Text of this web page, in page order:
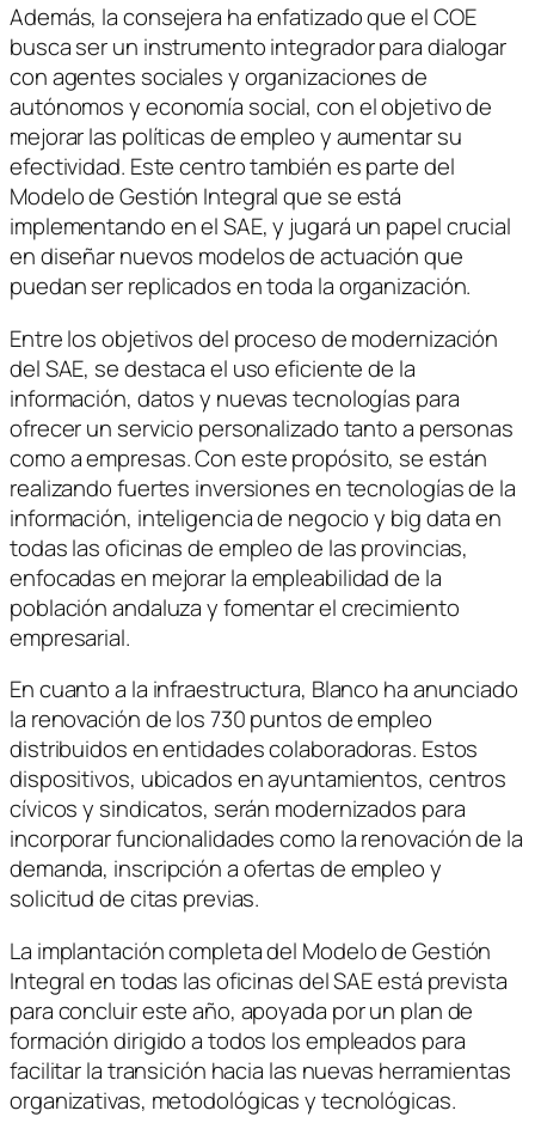
Además, la consejera ha enfatizado que el COE
busca ser un instrumento integrador para dialogar
con agentes sociales y organizaciones de
autónomos y economía social, con el objetivo de
mejorar las políticas de empleo y aumentar su
efectividad. Este centro también es parte del
Modelo de Gestión Integral que se está
implementando en el SAE, y jugará un papel crucial
en diseñar nuevos modelos de actuación que
puedan ser replicados en toda la organización.
Entre los objetivos del proceso de modernización
del SAE, se destaca el uso eficiente de la
información, datos y nuevas tecnologías para
ofrecer un servicio personalizado tanto a personas
como a empresas. Con este propósito, se están
realizando fuertes inversiones en tecnologías de la
información, inteligencia de negocio y big data en
todas las oficinas de empleo de las provincias,
enfocadas en mejorar la empleabilidad de la
población andaluza y fomentar el crecimiento
empresarial.
En cuanto a la infraestructura, Blanco ha anunciado
la renovación de los 730 puntos de empleo
distribuidos en entidades colaboradoras. Estos
dispositivos, ubicados en ayuntamientos, centros
cívicos y sindicatos, serán modernizados para
incorporar funcionalidades como la renovación de la
demanda, inscripción a ofertas de empleo y
solicitud de citas previas.
La implantación completa del Modelo de Gestión
Integral en todas las oficinas del SAE está prevista
para concluir este año, apoyada por un plan de
formación dirigido a todos los empleados para
facilitar la transición hacia las nuevas herramientas
organizativas, metodológicas y tecnológicas.